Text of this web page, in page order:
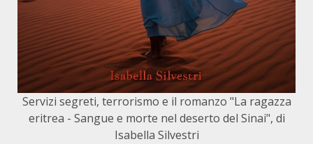
Servizi segreti, terrorismo e il romanzo "La ragazza
eritrea - Sangue e morte nel deserto del Sinai", di
Isabella Silvestri